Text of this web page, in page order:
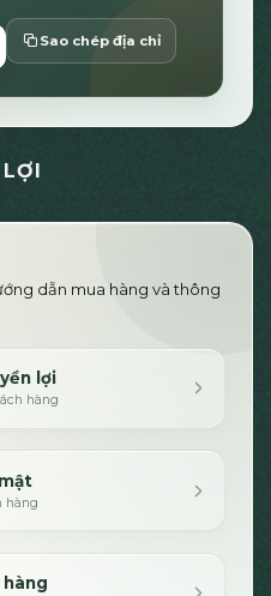
Sao chép địa chỉ
dẫn mua hàng và thông
lợi
hàng
hàng
hàng